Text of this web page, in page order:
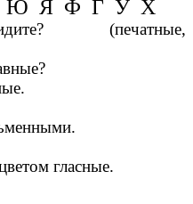
Ю Я Ф Г У Х
(печатные,
гласные.